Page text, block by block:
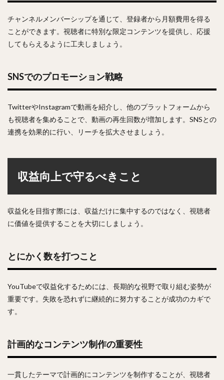
チャンネルメンバーシップを通じて、登録者から月額費用を得る
ことができます。視聴者に特別な限定コンテンツを提供し、応援
してもらえるように工夫しましょう。
SNSでのプロモーション戦略
TwitterやInstagramで動画を紹介し、他のプラットフォームから
も視聴者を集めることで、動画の再生回数が増加します。SNSとの
連携を効果的に行い、リーチを拡大させましょう。
収益向上で守るべきこと
収益化を目指す際には、収益だけに集中するのではなく、視聴者
に価値を提供することを大切にしましょう。
とにかく数を打つこと
YouTubeで収益化するためには、長期的な視野で取り組む姿勢が
重要です。失敗を恐れずに継続的に努力することが成功のカギで
す。
計画的なコンテンツ制作の重要性
一貫したテーマで計画的にコンテンツを制作することが、視聴者